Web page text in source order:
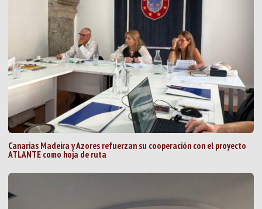
Canarias Madeira y Azores refuerzan su cooperación con el proyecto
ATLANTE como hoja de ruta